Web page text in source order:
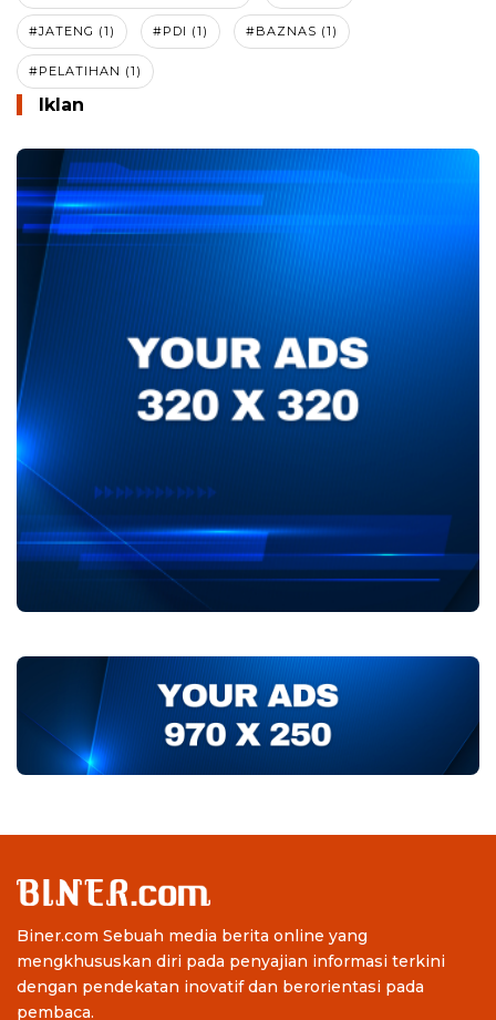
#JATENG (1) #PDI (1) #BAZNAS (1)
#PELATIHAN (1)
Iklan
Biner.com Sebuah media berita online yang
mengkhususkan diri pada penyajian informasi terkini
dengan pendekatan inovatif dan berorientasi pada
pembaca.